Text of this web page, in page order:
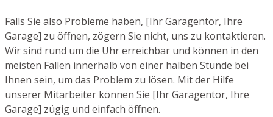
Falls Sie also Probleme haben, [Ihr Garagentor, Ihre
Garage] zu öffnen, zögern Sie nicht, uns zu kontaktieren.
Wir sind rund um die Uhr erreichbar und können in den
meisten Fällen innerhalb von einer halben Stunde bei
Ihnen sein, um das Problem zu lösen. Mit der Hilfe
unserer Mitarbeiter können Sie [Ihr Garagentor, Ihre
Garage] zügig und einfach öffnen.